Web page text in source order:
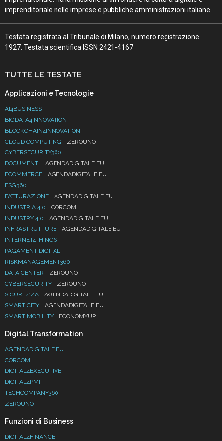
imprenditoriale nelle imprese e pubbliche amministrazioni italiane.
Testata registrata al Tribunale di Milano, numero registrazione
1927. Testata scientifica ISSN 2421-4167
TUTTE LE TESTATE
Applicazioni e Tecnologie
AI4BUSINESS
BIGDATA4INNOVATION
BLOCKCHAIN4INNOVATION
CLOUD COMPUTING
ZEROUNO
CYBERSECURITY360
DOCUMENTI
AGENDADIGITALE.EU
ECOMMERCE
AGENDADIGITALE.EU
ESG360
FATTURAZIONE
AGENDADIGITALE.EU
INDUSTRIA 4.0
CORCOM
INDUSTRY 4.0
AGENDADIGITALE.EU
INFRASTRUTTURE
AGENDADIGITALE.EU
INTERNET4THINGS
PAGAMENTIDIGITALI
RISKMANAGEMENT360
DATA CENTER
ZEROUNO
CYBERSECURITY
ZEROUNO
SICUREZZA
AGENDADIGITALE.EU
SMART CITY
AGENDADIGITALE.EU
SMART MOBILITY
ECONOMYUP
Digital Transformation
AGENDADIGITALE.EU
CORCOM
DIGITAL4EXECUTIVE
DIGITAL4PMI
TECHCOMPANY360
ZEROUNO
Funzioni di Business
DIGITAL4FINANCE